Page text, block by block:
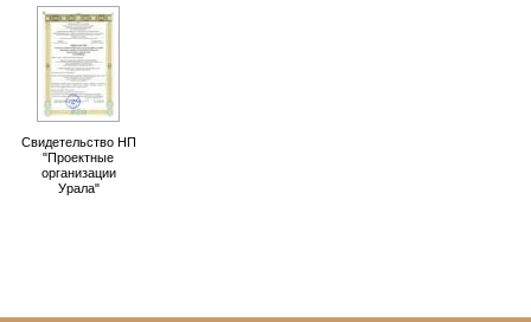
Свидетельство НП
"Проектные
организации
Урала"